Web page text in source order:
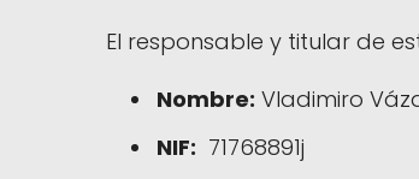
El responsable y titular de
Nombre: Vladimiro
NIF: 71768891j